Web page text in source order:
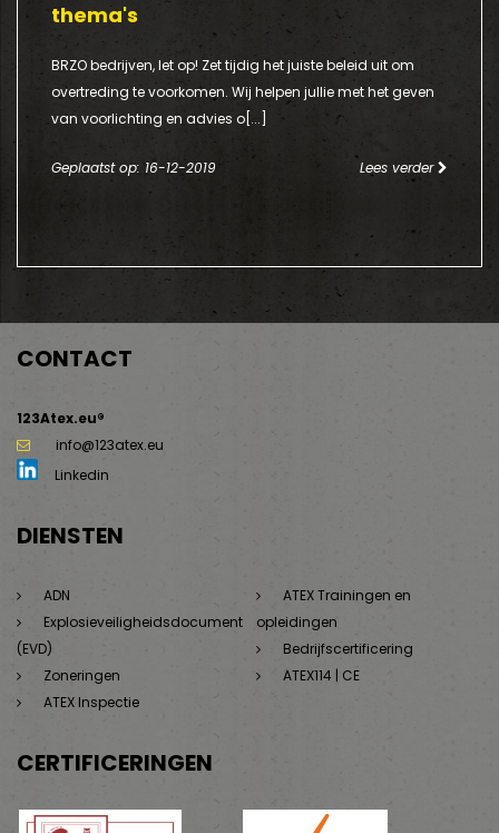
thema's
BRZO bedrijven, let op! Zet tijdig het juiste beleid uit om
overtreding te voorkomen. Wij helpen jullie met het geven
van voorlichting en advies o[...]
Geplaatst op: 16-12-2019 Lees verder
CONTACT
123Atex.eu®
info@123atex.eu
Linkedin
DIENSTEN
ADN
Explosieveiligheidsdocument
(EVD)
Zoneringen
ATEX Inspectie
ATEX Trainingen en
opleidingen
Bedrijfscertificering
ATEX114 | CE
CERTIFICERINGEN